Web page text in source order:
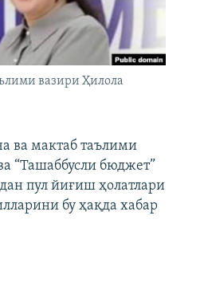
вазири Ҳилола
ва мактаб таълими
“Ташаббусли бюджет”
пул йиғиш ҳолатлари
бу ҳақда хабар